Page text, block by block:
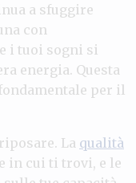
a sfuggire
con
i tuoi sogni si
energia. Questa
per il
La qualità
in cui ti trovi, e le